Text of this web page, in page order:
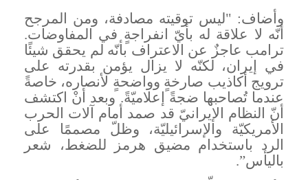
وأضاف: "ليس توقيته مصادفة، ومن المرجح
أنّه لا علاقة له بأيّ انفراجةٍ في المفاوضات.
ترامب عاجزٌ عن الاعتراف بأنّه لم يحقق شيئًا
في إيران، لكنّه لا يزال يؤمن بقدرته على
ترويج أكاذيب صارخةٍ وواضحةٍ لأنصاره، خاصةً
عندما تُصاحبها ضجةً إعلاميّةً. وبعد أنْ اكتشف
أنّ النظام الإيرانيّ قد صمد أمام آلات الحرب
الأمريكيّة والإسرائيليّة، وظلّ مصممًا على
الرد باستخدام مضيق هرمز للضغط، شعر
باليأس”.